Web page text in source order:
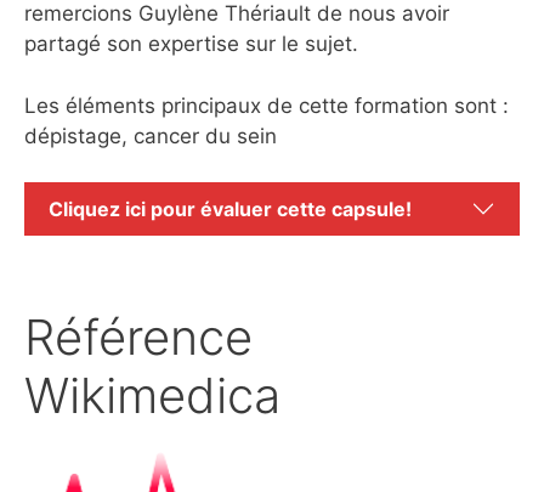
remercions Guylène Thériault de nous avoir
partagé son expertise sur le sujet.
Les éléments principaux de cette formation sont :
dépistage, cancer du sein
Cliquez ici pour évaluer cette capsule!
Référence
Wikimedica